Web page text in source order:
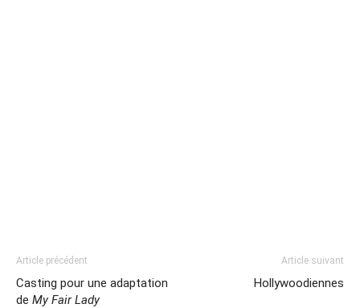
Article précédent
Casting pour une adaptation
de My Fair Lady
Article suivant
Hollywoodiennes